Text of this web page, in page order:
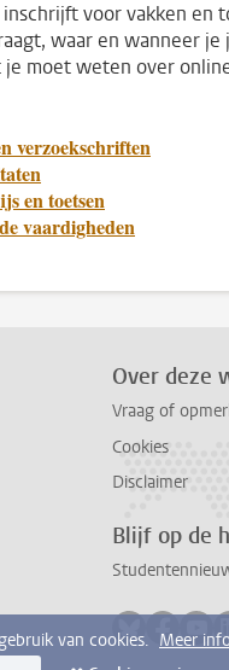
voor vakken en
waar en wanneer je
moet weten over
verzoekschriften
en toetsen
vaardigheden
Over deze
Vraag of
Cookies
Disclaimer
Blijf op de
van cookies. Meer